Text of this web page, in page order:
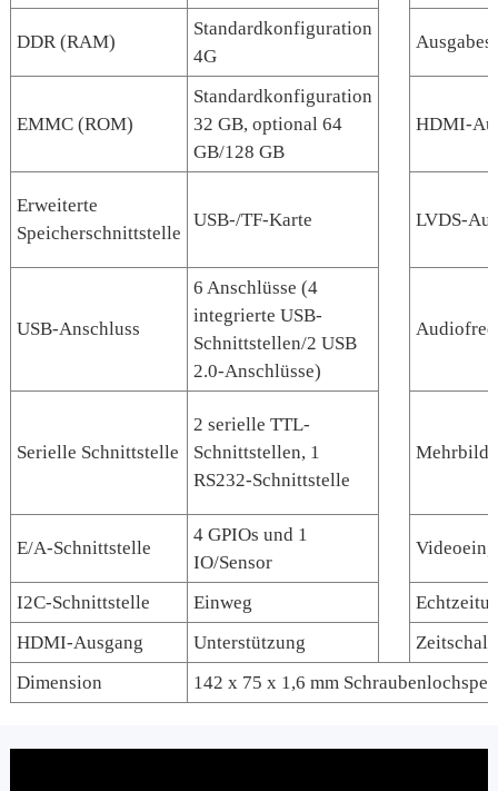
DDR (RAM)
Standardkonfiguration
4G
EMMC (ROM)
Standardkonfiguration
32 GB, optional 64
GB/128 GB
HDMI-
Erweiterte
Speicherschnittstelle
USB-/TF-Karte LVDS-
USB-Anschluss
6 Anschlüsse (4
integrierte USB-
Schnittstellen/2 USB
2.0-Anschlüsse)
Serielle Schnittstelle
2 serielle TTL-
Schnittstellen, 1
RS232-Schnittstelle
E/A-Schnittstelle
4 GPIOs und 1
IO/Sensor
I2C-Schnittstelle Einweg
HDMI-Ausgang
Unterstützung
Dimension
142 x 75 x 1,6 mm